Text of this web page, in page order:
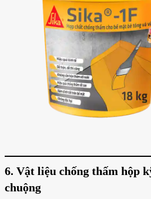
6. Vật liệu chống thấm hộp
chuộng